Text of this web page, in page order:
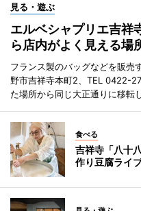
見る・遊ぶ
エルベシャプリエ吉
ら店内がよく見える場
フランス製のバッグなどを販売
野市吉祥寺本町2、TEL 0422-
た場所から同じ大正通りに移転
食べる
吉祥寺「八十
作り豆腐ライ